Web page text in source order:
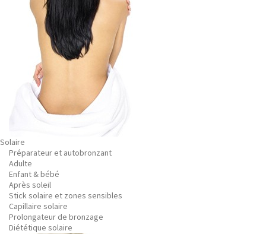
Solaire
Préparateur et autobronzant
Adulte
Enfant & bébé
Après soleil
Stick solaire et zones sensibles
Capillaire solaire
Prolongateur de bronzage
Diététique solaire